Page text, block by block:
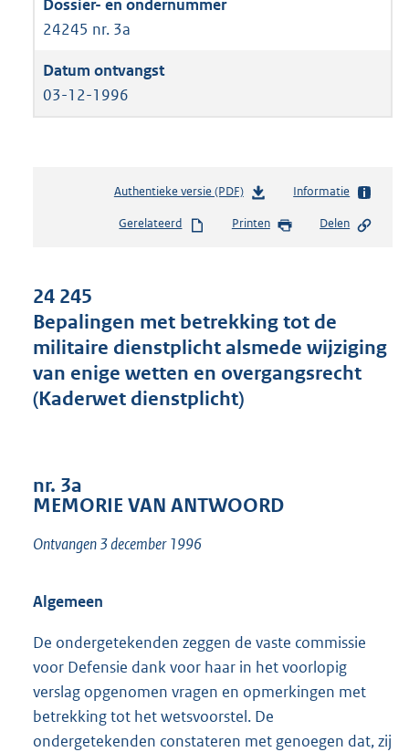
24245 nr. 3a
03-12-1996
Authentieke versie (PDF)b
s
s
g
o
o
2
7
Informatie
Gerelateerd Printen Delen
24 245
Bepalingen met betrekking tot de
militaire dienstplicht alsmede wijziging
van enige wetten en overgangsrecht
(Kaderwet dienstplicht)
nr. 3a
MEMORIE VAN ANTWOORD
Ontvangen 3 december 1996
Algemeen
De ondergetekenden zeggen de vaste commissie
voor Defensie dank voor haar in het voorlopig
verslag opgenomen vragen en opmerkingen met
betrekking tot het wetsvoorstel. De
ondergetekenden constateren met genoegen dat, zij